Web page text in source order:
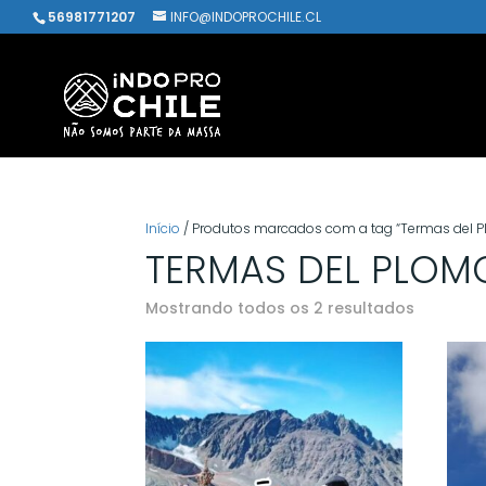
56981771207 INFO@INDOPROCHILE.CL
Início / Produtos marcados com a tag “Termas del
TERMAS DEL
Mostrando todos os 2 resultados